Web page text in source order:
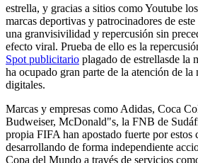
estrella, y gracias a sitios como Youtube
marcas deportivas y patrocinadores de
una granvisivilidad y repercusión sin
efecto viral. Prueba de ello es la
Spot publicitario plagado de estrellasde la
ha ocupado gran parte de la atención de la
digitales.
Marcas y empresas como Adidas, Coca
Budweiser, McDonald"s, la FNB de
propia FIFA han apostado fuerte por estos
desarrollando de forma independiente
Copa del Mundo a través de servicios